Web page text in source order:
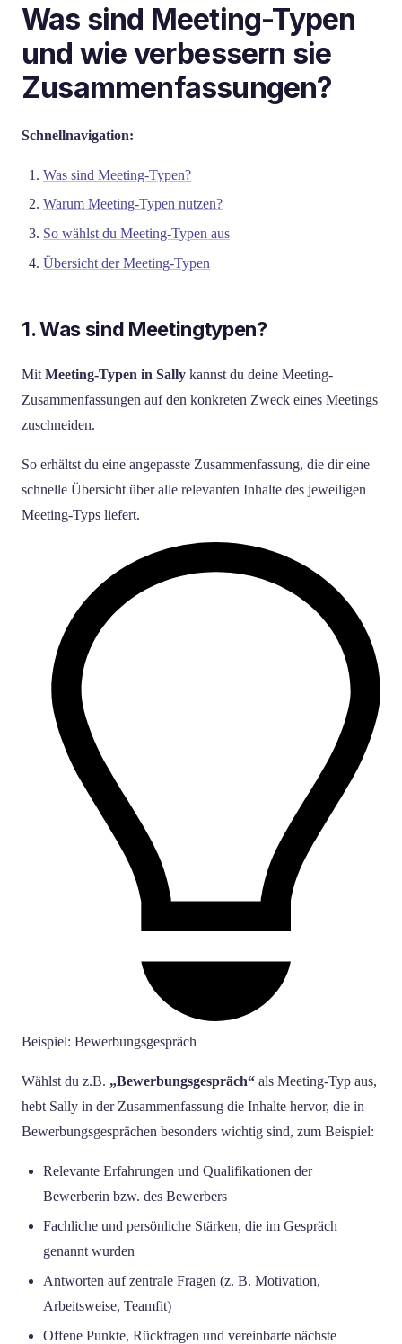
Was sind Meeting-Typen
und wie verbessern sie
Zusammenfassungen?
Schnellnavigation:
Was sind Meeting-Typen?
Warum Meeting-Typen nutzen?
So wählst du Meeting-Typen aus
Übersicht der Meeting-Typen
1. Was sind Meetingtypen?
Mit Meeting-Typen in Sally kannst du deine Meeting-
Zusammenfassungen auf den konkreten Zweck eines Meetings
zuschneiden.
So erhältst du eine angepasste Zusammenfassung, die dir eine
schnelle Übersicht über alle relevanten Inhalte des jeweiligen
Meeting-Typs liefert.
Beispiel: Bewerbungsgespräch
Wählst du z.B. „Bewerbungsgespräch“ als Meeting-Typ aus,
hebt Sally in der Zusammenfassung die Inhalte hervor, die in
Bewerbungsgesprächen besonders wichtig sind, zum Beispiel:
Relevante Erfahrungen und Qualifikationen der
Bewerberin bzw. des Bewerbers
Fachliche und persönliche Stärken, die im Gespräch
genannt wurden
Antworten auf zentrale Fragen (z. B. Motivation,
Arbeitsweise, Teamfit)
Offene Punkte, Rückfragen und vereinbarte nächste